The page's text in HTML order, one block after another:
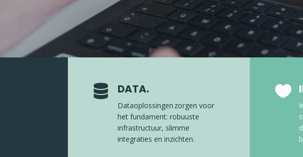
 DATA.
Dataoplossingen zorgen voor
het fundament: robuuste
infrastructuur, slimme
integraties en inzichten.
